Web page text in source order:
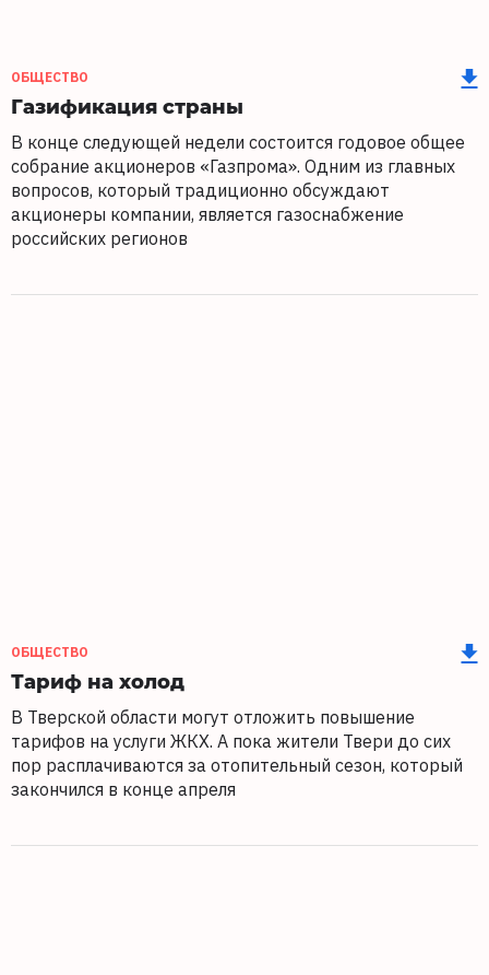
ОБЩЕСТВО
Газификация страны
В конце следующей недели состоится годовое общее
собрание акционеров «Газпрома». Одним из главных
вопросов, который традиционно обсуждают
акционеры компании, является газоснабжение
российских регионов
ОБЩЕСТВО
Тариф на холод
В Тверской области могут отложить повышение
тарифов на услуги ЖКХ. А пока жители Твери до сих
пор расплачиваются за отопительный сезон, который
закончился в конце апреля